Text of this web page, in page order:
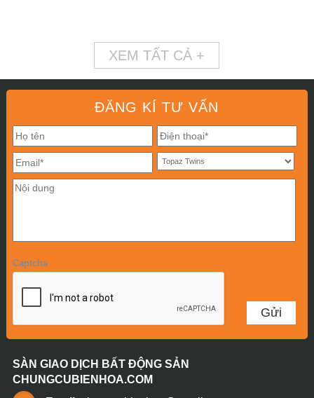
XEM TẤT CẢ +
ĐĂNG KÍ TƯ VẤN
Captcha
SÀN GIAO DỊCH BẤT ĐỘNG SẢN
CHUNGCUBIENHOA.COM